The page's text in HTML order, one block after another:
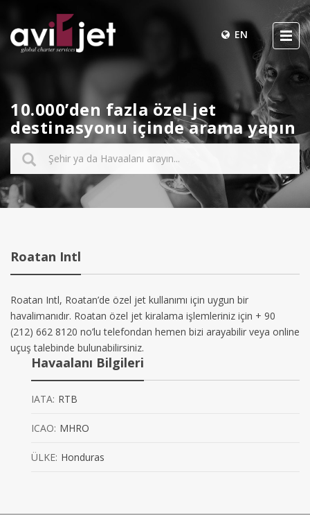
EN
10.000’den fazla özel jet
destinasyonu içinde arama yapın
Roatan Intl
Roatan Intl, Roatan’de özel jet kullanımı için uygun bir
havalimanıdır. Roatan özel jet kiralama işlemleriniz için + 90
(212) 662 8120 no’lu telefondan hemen bizi arayabilir veya online
uçuş talebinde bulunabilirsiniz.
Havaalanı Bilgileri
IATA: RTB
ICAO: MHRO
ÜLKE: Honduras